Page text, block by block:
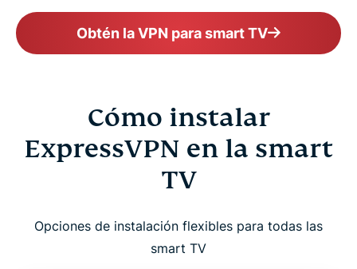
Obtén la VPN para smart TV
Cómo instalar
ExpressVPN en la smart
TV
Opciones de instalación flexibles para todas las
smart TV